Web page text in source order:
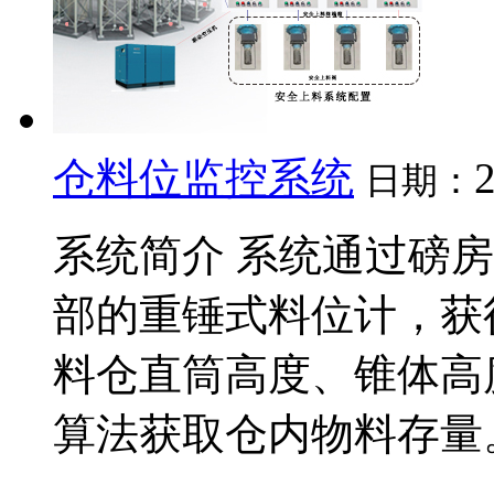
仓料位监控系统 日期：
系统简介 系统通过磅
部的重锤式料位计，
料仓直筒高度、锥体
算法获取仓内物料存量